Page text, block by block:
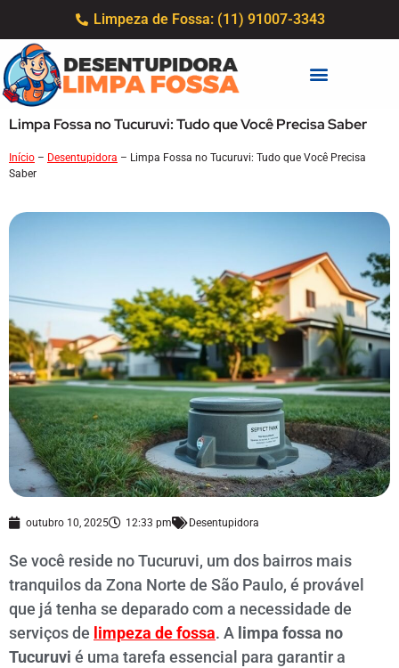
Limpeza de Fossa: (11) 91007-3343
Limpa Fossa no Tucuruvi: Tudo que Você Precisa Saber
Início – Desentupidora – Limpa Fossa no Tucuruvi: Tudo que Você Precisa
Saber
outubro 10, 2025 12:33 pm Desentupidora
Se você reside no Tucuruvi, um dos bairros mais
tranquilos da Zona Norte de São Paulo, é provável
que já tenha se deparado com a necessidade de
serviços de limpeza de fossa. A limpa fossa no
Tucuruvi é uma tarefa essencial para garantir a